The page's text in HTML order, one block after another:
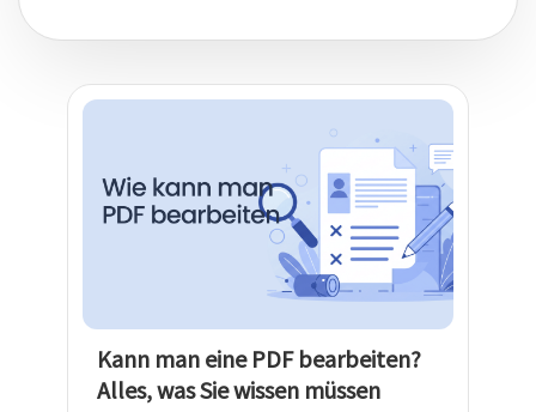
Kann man eine PDF bearbeiten?
Alles, was Sie wissen müssen